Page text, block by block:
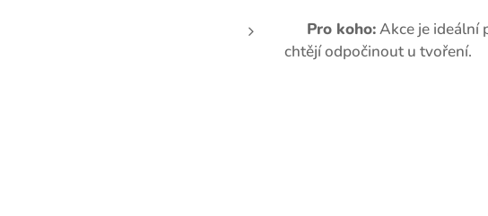
Pro koho:Akce je ideální
chtějí odpočinout u tvoření.